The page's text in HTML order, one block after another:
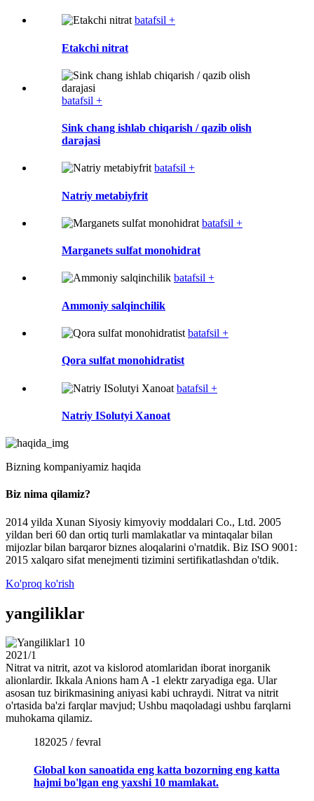
batafsil +
Etakchi nitrat
batafsil +
Sink chang ishlab chiqarish / qazib olish
darajasi
batafsil +
Natriy metabiyfrit
batafsil +
Marganets sulfat monohidrat
batafsil +
Ammoniy salqinchilik
batafsil +
Qora sulfat monohidratist
batafsil +
Natriy ISolutyi Xanoat
Bizning kompaniyamiz haqida
Biz nima qilamiz?
2014 yilda Xunan Siyosiy kimyoviy moddalari Co., Ltd. 2005
yildan beri 60 dan ortiq turli mamlakatlar va mintaqalar bilan
mijozlar bilan barqaror biznes aloqalarini o'rnatdik. Biz ISO 9001:
2015 xalqaro sifat menejmenti tizimini sertifikatlashdan o'tdik.
Ko'proq ko'rish
yangiliklar
10
2021/1
Nitrat va nitrit, azot va kislorod atomlaridan iborat inorganik
alionlardir. Ikkala Anions ham A -1 elektr zaryadiga ega. Ular
asosan tuz birikmasining aniyasi kabi uchraydi. Nitrat va nitrit
o'rtasida ba'zi farqlar mavjud; Ushbu maqoladagi ushbu farqlarni
muhokama qilamiz.
182025 / fevral
Global kon sanoatida eng katta bozorning eng katta
hajmi bo'lgan eng yaxshi 10 mamlakat.